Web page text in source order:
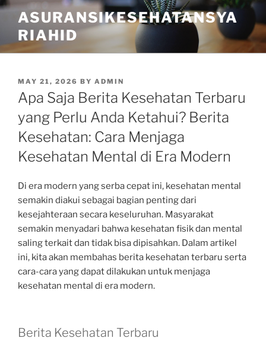
Skip
content
ASURANSIKESEHATANSYA
RIAHID
POSTED
ON
MAY 21, 2026 BY ADMIN
Apa Saja Berita Kesehatan Terbaru
yang Perlu Anda Ketahui? Berita
Kesehatan: Cara Menjaga
Kesehatan Mental di Era Modern
Di era modern yang serba cepat ini, kesehatan mental
semakin diakui sebagai bagian penting dari
kesejahteraan secara keseluruhan. Masyarakat
semakin menyadari bahwa kesehatan fisik dan mental
saling terkait dan tidak bisa dipisahkan. Dalam artikel
ini, kita akan membahas berita kesehatan terbaru serta
cara-cara yang dapat dilakukan untuk menjaga
kesehatan mental di era modern.
Berita Kesehatan Terbaru